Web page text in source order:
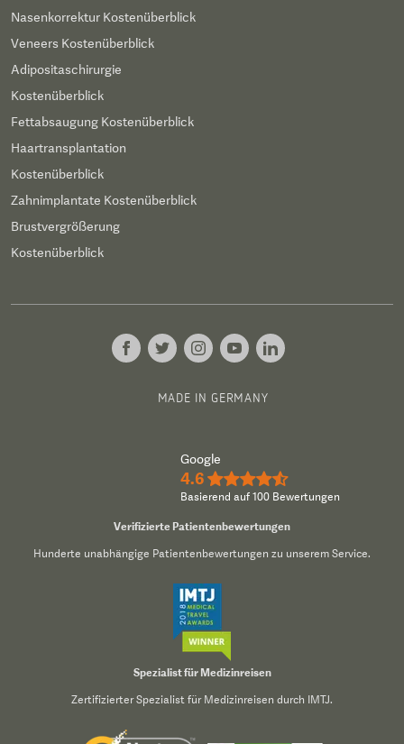
Nasenkorrektur Kostenüberblick
Veneers Kostenüberblick
Adipositaschirurgie
Kostenüberblick
Fettabsaugung Kostenüberblick
Haartransplantation
Kostenüberblick
Zahnimplantate Kostenüberblick
Brustvergrößerung
Kostenüberblick
MADE IN GERMANY
Google
4.6 ★★★★½
Basierend auf 100 Bewertungen
Verifizierte Patientenbewertungen
Hunderte unabhängige Patientenbewertungen zu unserem Service.
Spezialist für Medizinreisen
Zertifizierter Spezialist für Medizinreisen durch IMTJ.